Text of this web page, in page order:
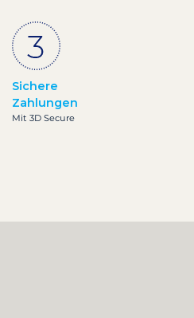
Sichere
Zahlungen
Mit 3D Secure